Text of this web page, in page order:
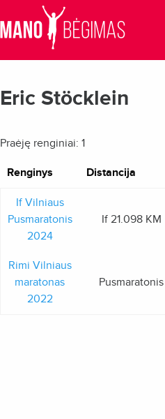
Eric Stöcklein
Praėję renginiai: 1
Renginys Distancija
If Vilniaus
Pusmaratonis
2024
If 21.098 KM
Rimi Vilniaus
maratonas
2022
Pusmaratonis